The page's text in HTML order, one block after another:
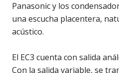
Panasonic y los
una escucha placentera,
acústico.
El EC3 cuenta con salida
Con la salida variable, se